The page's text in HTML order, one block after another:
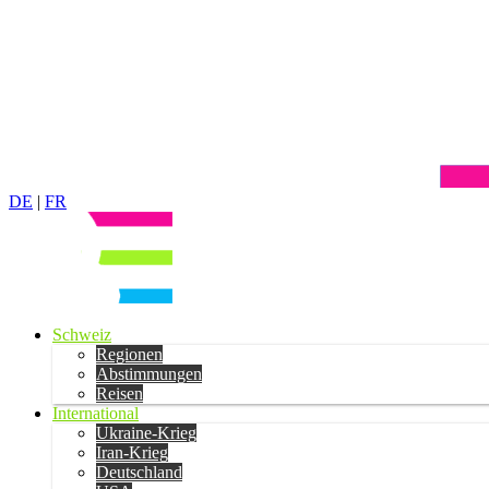
DE | FR
Schweiz
Regionen
Abstimmungen
Reisen
International
Ukraine-Krieg
Iran-Krieg
Deutschland